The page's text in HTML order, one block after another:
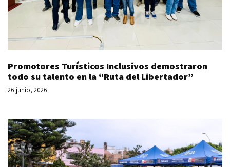
Promotores Turísticos Inclusivos demostraron
todo su talento en la “Ruta del Libertador”
26 junio, 2026